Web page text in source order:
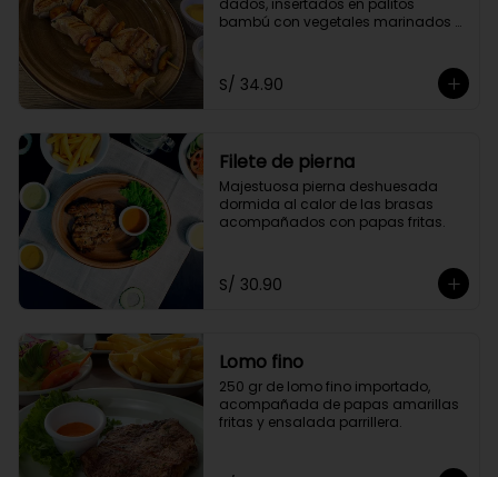
dados, insertados en palitos
bambú con vegetales marinados
S/ 34.90
Filete de pierna
Majestuosa pierna deshuesada
dormida al calor de las brasas
acompañados con papas fritas.
S/ 30.90
Lomo fino
250 gr de lomo fino importado,
acompañada de papas amarillas
fritas y ensalada parrillera.